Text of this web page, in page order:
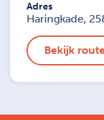
Adres
Haringkade,
Bekijk